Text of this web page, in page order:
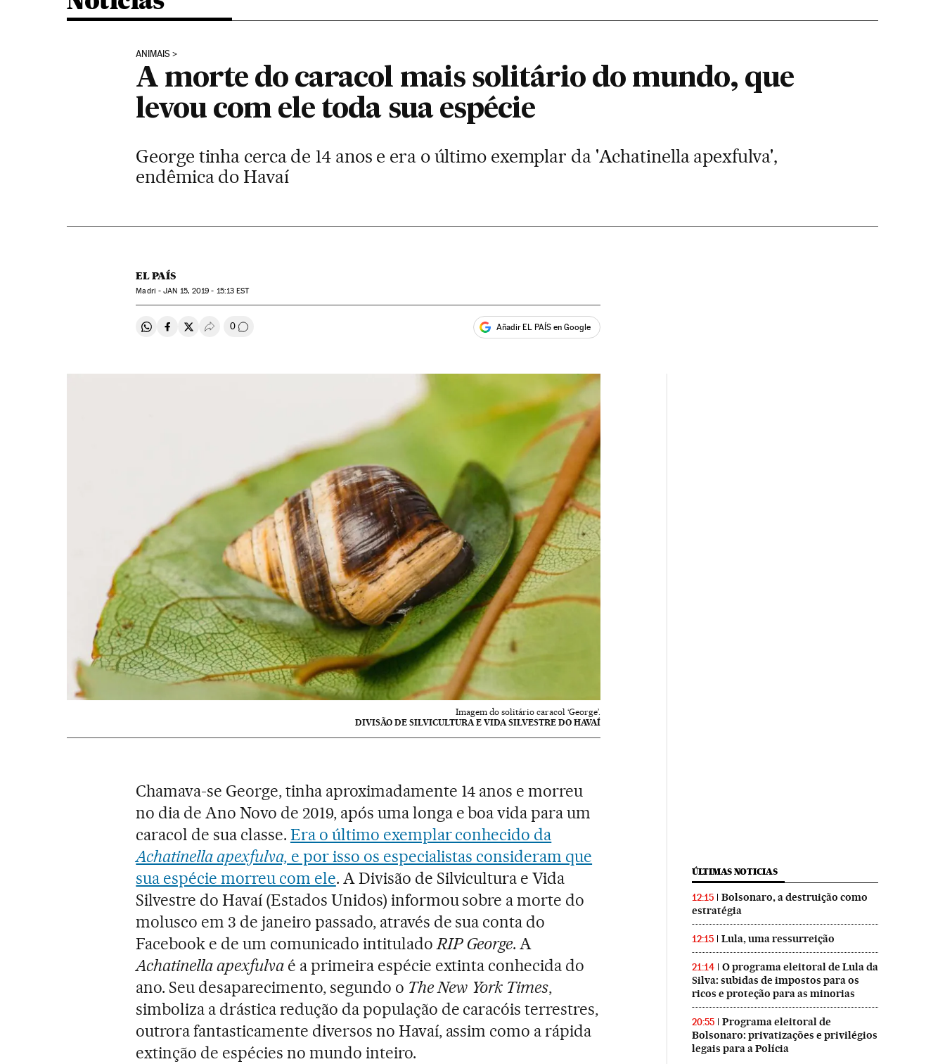
ANIMAIS
A morte do caracol mais solitário do mundo, que
levou com ele toda sua espécie
George tinha cerca de 14 anos e era o último exemplar da 'Achatinella apexfulva',
endêmica do Havaí
EL PAÍS
Madri -JAN 15, 2019 - 15:13 EST
Compartir en Whatsapp
Compartir en Facebook
Compartir en Twitter
Desplegar Redes Sociales
0 Comentários Añadir EL PAÍS en Google
Imagem do solitário caracol ‘George’.
DIVISÃO DE SILVICULTURA E VIDA SILVESTRE DO HAVAÍ
Chamava-se George, tinha aproximadamente 14 anos e morreu
no dia de Ano Novo de 2019, após uma longa e boa vida para um
caracol de sua classe. Era o último exemplar conhecido da
Achatinella apexfulva, e por isso os especialistas consideram que
sua espécie morreu com ele. A Divisão de Silvicultura e Vida
Silvestre do Havaí (Estados Unidos) informou sobre a morte do
molusco em 3 de janeiro passado, através de sua conta do
Facebook e de um comunicado intituladoRIP George. A
Achatinella apexfulvaé a primeira espécie extinta conhecida do
ano. Seu desaparecimento, segundo o The New York Times,
simboliza a drástica redução da população de caracóis terrestres,
outrora fantasticamente diversos no Havaí, assim como a rápida
extinção de espécies no mundo inteiro.
ÚLTIMAS NOTICIAS
12:15
Bolsonaro, a destruição como
estratégia
12:15 Lula, uma ressurreição
21:14
O programa eleitoral de Lula da
Silva: subidas de impostos para os
ricos e proteção para as minorias
20:55
Programa eleitoral de
Bolsonaro: privatizações e privilégios
legais para a Polícia